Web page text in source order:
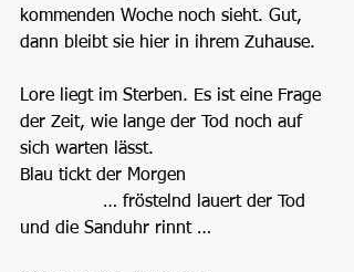
kommenden Woche noch sieht. Gut,
dann bleibt sie hier in ihrem Zuhause.
Lore liegt im Sterben. Es ist eine Frage
der Zeit, wie lange der Tod noch auf
sich warten lässt.
Blau tickt der Morgen
               … fröstelnd lauert der Tod
und die Sanduhr rinnt …